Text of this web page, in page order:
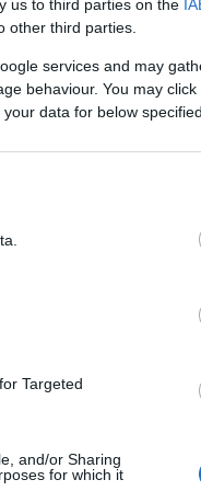
us to third parties on the
other third parties.
services and may
behaviour. You may
data for below
Targeted
and/or Sharing
for which it
HÍREK 2023.
Háború:
több orosz
védvonalat
oroszok